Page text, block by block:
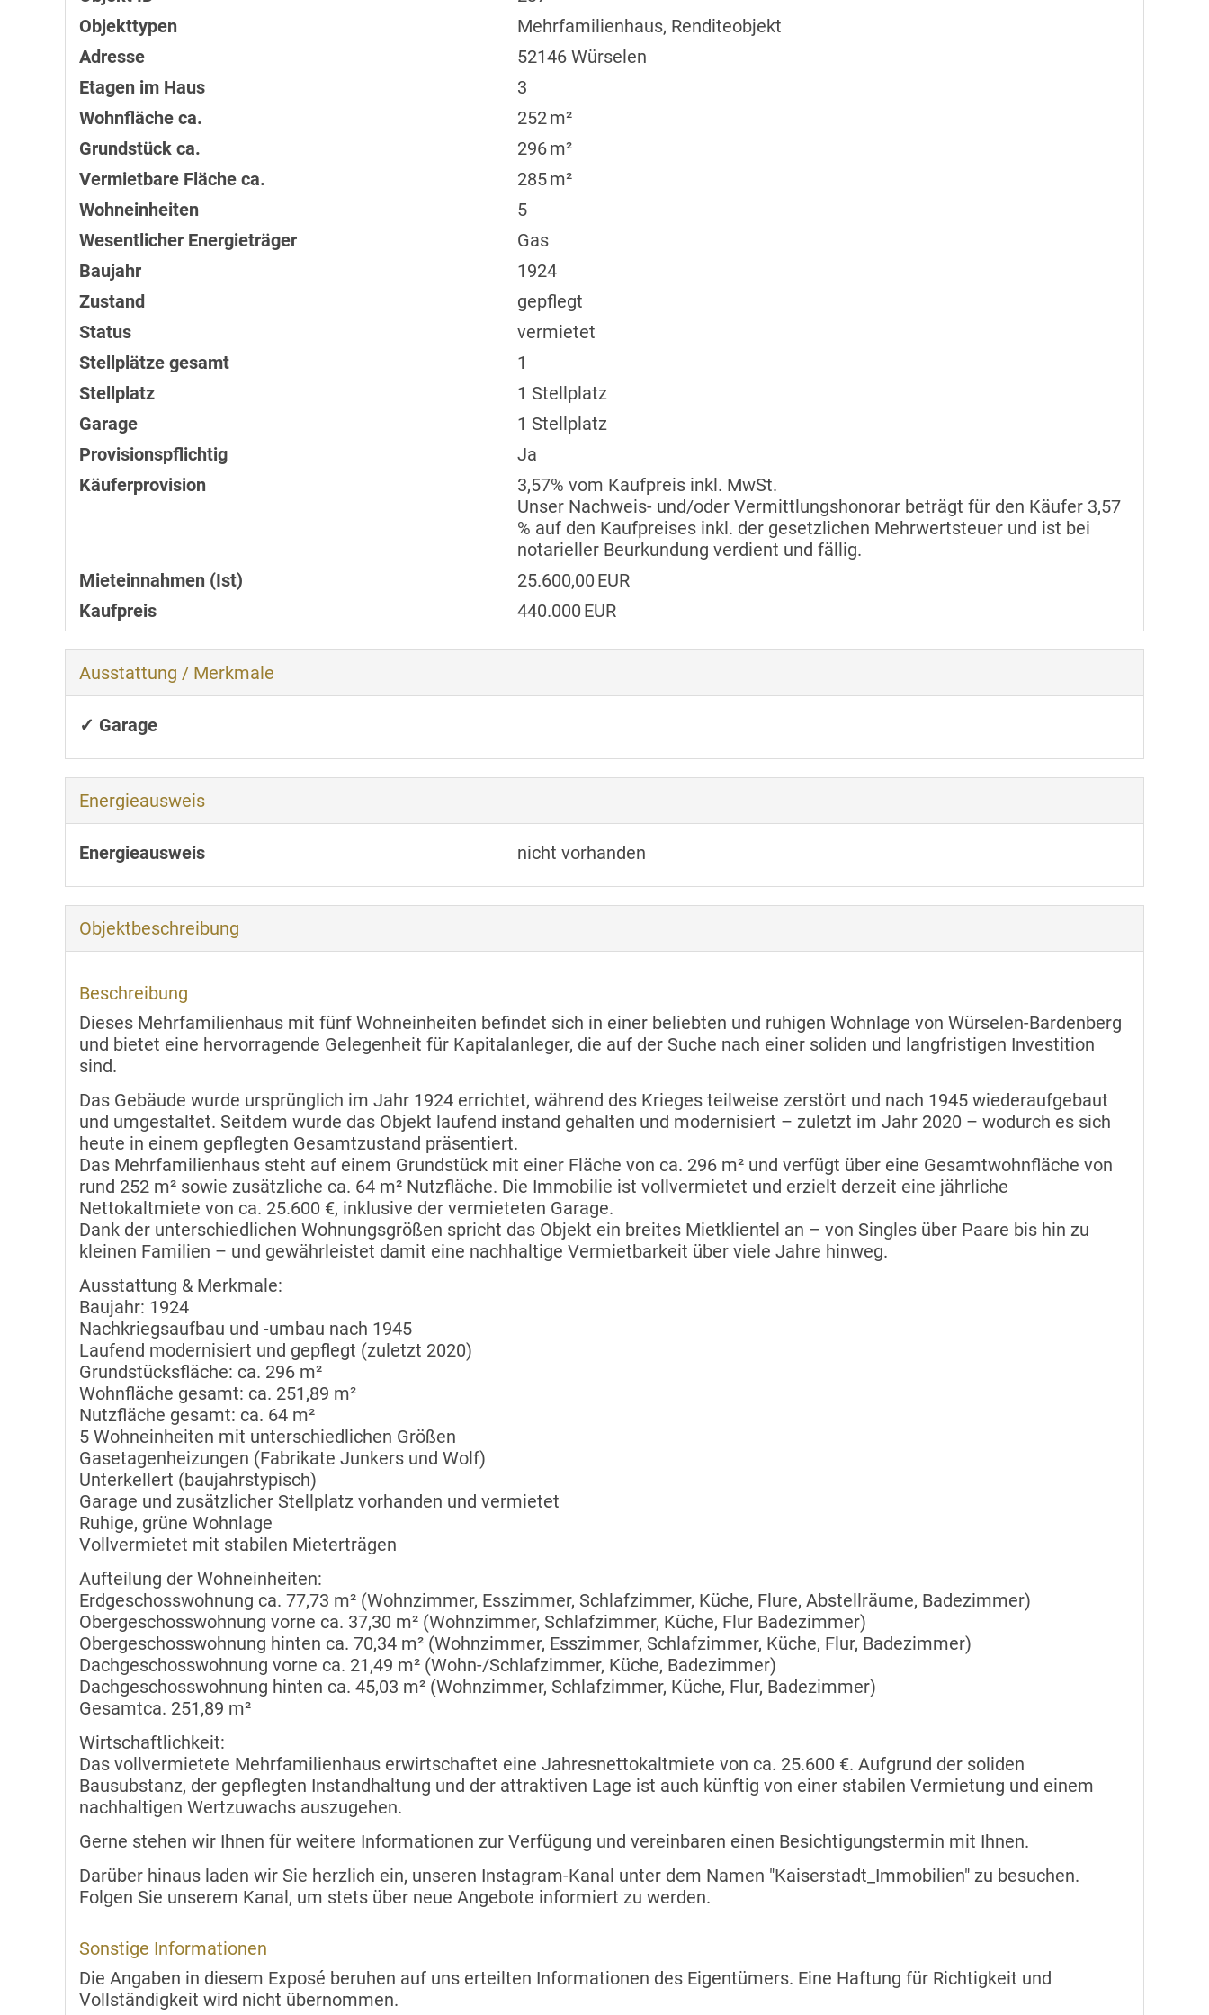
Objekttypen
Mehrfamilienhaus, Renditeobjekt
Adresse
52146 Würselen
Etagen im Haus
3
Wohnfläche ca.
252 m²
Grund­stück ca.
296 m²
Vermietbare Fläche ca.
285 m²
Wohneinheiten
5
Wesentlicher Energieträger
Gas
Baujahr
1924
Zustand
gepflegt
Status
vermietet
Stellplätze gesamt
1
Stellplatz
1 Stellplatz
Garage
1 Stellplatz
Provisionspflichtig
Ja
Käufer­provision
3,57% vom Kaufpreis inkl. MwSt.
Unser Nachweis- und/oder Vermittlungshonorar beträgt für den Käufer 3,57
% auf den Kaufpreises inkl. der gesetzlichen Mehrwertsteuer und ist bei
notarieller Beurkundung verdient und fällig.
Mieteinnahmen (Ist)
25.600,00 EUR
Kaufpreis
440.000 EUR
Ausstattung / Merkmale
✓ Garage
Energieausweis
Energieausweis nicht vorhanden
Objekt­beschreibung
Beschreibung
Dieses Mehrfamilienhaus mit fünf Wohneinheiten befindet sich in einer beliebten und ruhigen Wohnlage von Würselen-Bardenberg
und bietet eine hervorragende Gelegenheit für Kapitalanleger, die auf der Suche nach einer soliden und langfristigen Investition
sind.
Das Gebäude wurde ursprünglich im Jahr 1924 errichtet, während des Krieges teilweise zerstört und nach 1945 wiederaufgebaut
und umgestaltet. Seitdem wurde das Objekt laufend instand gehalten und modernisiert – zuletzt im Jahr 2020 – wodurch es sich
heute in einem gepflegten Gesamtzustand präsentiert.
Das Mehrfamilienhaus steht auf einem Grundstück mit einer Fläche von ca. 296 m² und verfügt über eine Gesamtwohnfläche von
rund 252 m² sowie zusätzliche ca. 64 m² Nutzfläche. Die Immobilie ist vollvermietet und erzielt derzeit eine jährliche
Nettokaltmiete von ca. 25.600 €, inklusive der vermieteten Garage.
Dank der unterschiedlichen Wohnungsgrößen spricht das Objekt ein breites Mietklientel an – von Singles über Paare bis hin zu
kleinen Familien – und gewährleistet damit eine nachhaltige Vermietbarkeit über viele Jahre hinweg.
Ausstattung & Merkmale:
Baujahr: 1924
Nachkriegsaufbau und -umbau nach 1945
Laufend modernisiert und gepflegt (zuletzt 2020)
Grundstücksfläche: ca. 296 m²
Wohnfläche gesamt: ca. 251,89 m²
Nutzfläche gesamt: ca. 64 m²
5 Wohneinheiten mit unterschiedlichen Größen
Gasetagenheizungen (Fabrikate Junkers und Wolf)
Unterkellert (baujahrstypisch)
Garage und zusätzlicher Stellplatz vorhanden und vermietet
Ruhige, grüne Wohnlage
Vollvermietet mit stabilen Mieterträgen
Aufteilung der Wohneinheiten:
Erdgeschosswohnung ca. 77,73 m² (Wohnzimmer, Esszimmer, Schlafzimmer, Küche, Flure, Abstellräume, Badezimmer)
Obergeschosswohnung vorne ca. 37,30 m² (Wohnzimmer, Schlafzimmer, Küche, Flur Badezimmer)
Obergeschosswohnung hinten ca. 70,34 m² (Wohnzimmer, Esszimmer, Schlafzimmer, Küche, Flur, Badezimmer)
Dachgeschosswohnung vorne ca. 21,49 m² (Wohn-/Schlafzimmer, Küche, Badezimmer)
Dachgeschosswohnung hinten ca. 45,03 m² (Wohnzimmer, Schlafzimmer, Küche, Flur, Badezimmer)
Gesamtca. 251,89 m²
Wirtschaftlichkeit:
Das vollvermietete Mehrfamilienhaus erwirtschaftet eine Jahresnettokaltmiete von ca. 25.600 €. Aufgrund der soliden
Bausubstanz, der gepflegten Instandhaltung und der attraktiven Lage ist auch künftig von einer stabilen Vermietung und einem
nachhaltigen Wertzuwachs auszugehen.
Gerne stehen wir Ihnen für weitere Informationen zur Verfügung und vereinbaren einen Besichtigungstermin mit Ihnen.
Darüber hinaus laden wir Sie herzlich ein, unseren Instagram-Kanal unter dem Namen "Kaiserstadt_Immobilien" zu besuchen.
Folgen Sie unserem Kanal, um stets über neue Angebote informiert zu werden.
Sonstige Informationen
Die Angaben in diesem Exposé beruhen auf uns erteilten Informationen des Eigentümers. Eine Haftung für Richtigkeit und
Vollständigkeit wird nicht übernommen.